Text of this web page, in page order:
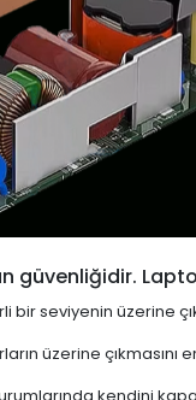
güvenliğidir.
bir seviyenin üzerine
üzerine